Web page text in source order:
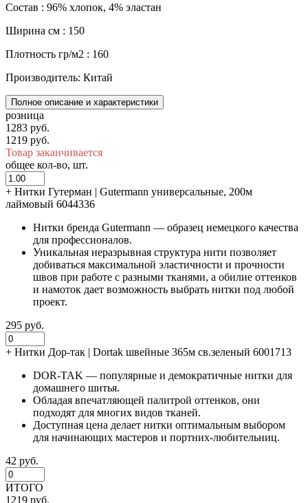
Состав : 96% хлопок, 4% эластан
Ширина см : 150
Плотность гр/м2 : 160
Производитель: Китай
Полное описание и характеристики
розница
1283 руб.
1219 руб.
Товар заканчивается
общее кол-во, шт.
+ Нитки Гутерман | Gutermann универсальные, 200м
лаймовый 6044336
Нитки бренда Gutermann — образец немецкого качества
для профессионалов.
Уникальная неразрывная структура нити позволяет
добиваться максимальной эластичности и прочности
швов при работе с разными тканями, а обилие оттенков
и намоток дает возможность выбрать нитки под любой
проект.
295 руб.
+ Нитки Дор-так | Dortak швейные 365м св.зеленый 6001713
DOR-TAK — популярные и демократичные нитки для
домашнего шитья.
Обладая впечатляющей палитрой оттенков, они
подходят для многих видов тканей.
Доступная цена делает нитки оптимальным выбором
для начинающих мастеров и портних-любительниц.
42 руб.
ИТОГО
1219 руб.